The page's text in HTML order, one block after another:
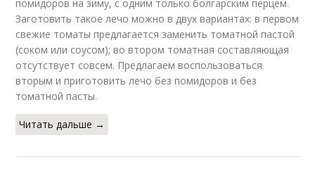
помидоров на зиму, с одним только болгарским перцем.
Заготовить такое лечо можно в двух вариантах: в первом
свежие томаты предлагается заменить томатной пастой
(соком или соусом); во втором томатная составляющая
отсутствует совсем. Предлагаем воспользоваться
вторым и приготовить лечо без помидоров и без
томатной пасты.
Читать дальше →